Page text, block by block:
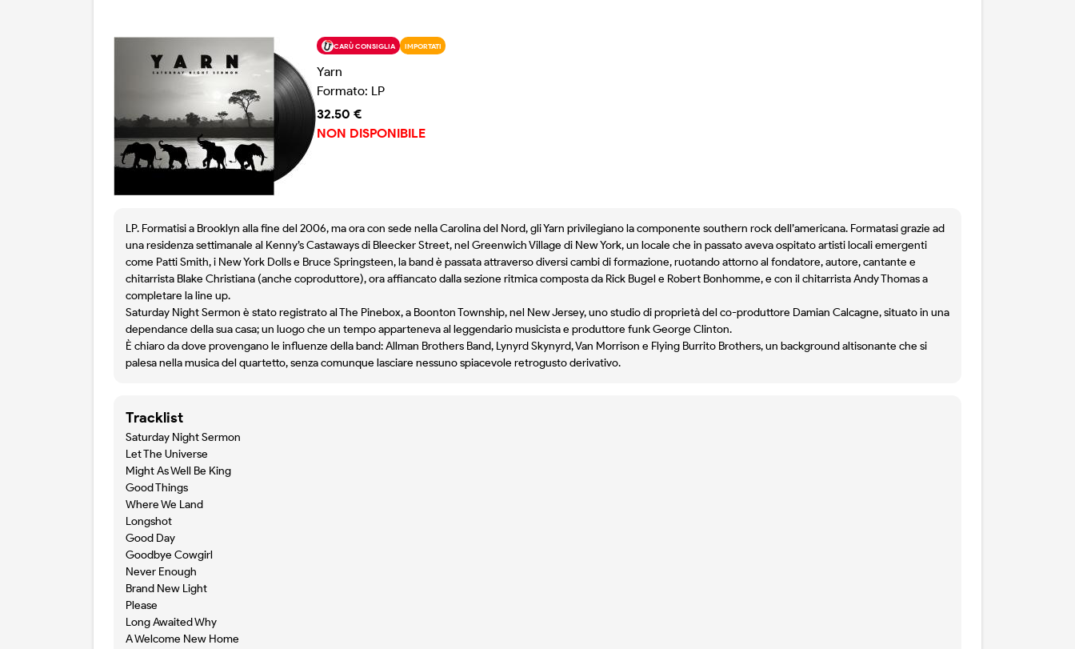
CARÙ CONSIGLIA IMPORTATI
Yarn
Formato: LP
32.50 €
NON DISPONIBILE
LP. Formatisi a Brooklyn alla fine del 2006, ma ora con sede nella Carolina del Nord, gli Yarn privilegiano la componente southern rock dell’americana. Formatasi grazie ad
una residenza settimanale al Kenny’s Castaways di Bleecker Street, nel Greenwich Village di New York, un locale che in passato aveva ospitato artisti locali emergenti
come Patti Smith, i New York Dolls e Bruce Springsteen, la band è passata attraverso diversi cambi di formazione, ruotando attorno al fondatore, autore, cantante e
chitarrista Blake Christiana (anche coproduttore), ora affiancato dalla sezione ritmica composta da Rick Bugel e Robert Bonhomme, e con il chitarrista Andy Thomas a
completare la line up.
Saturday Night Sermon è stato registrato al The Pinebox, a Boonton Township, nel New Jersey, uno studio di proprietà del co-produttore Damian Calcagne, situato in una
dependance della sua casa; un luogo che un tempo apparteneva al leggendario musicista e produttore funk George Clinton.
È chiaro da dove provengano le influenze della band: Allman Brothers Band, Lynyrd Skynyrd, Van Morrison e Flying Burrito Brothers, un background altisonante che si
palesa nella musica del quartetto, senza comunque lasciare nessuno spiacevole retrogusto derivativo.
Tracklist
Saturday Night Sermon
Let The Universe
Might As Well Be King
Good Things
Where We Land
Longshot
Good Day
Goodbye Cowgirl
Never Enough
Brand New Light
Please
Long Awaited Why
A Welcome New Home